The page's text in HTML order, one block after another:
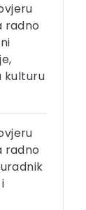
radno
kulturu
radno